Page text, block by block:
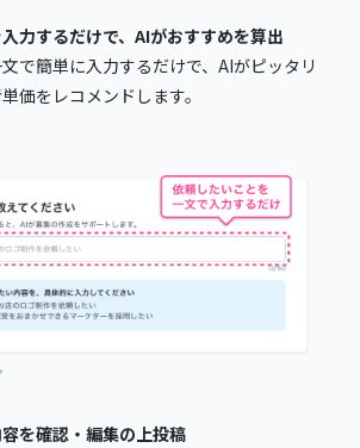
力するだけで、AIがおすすめを算出
で簡単に入力するだけで、AIがピッタリ
価をレコメンドします。
を確認・編集の上投稿